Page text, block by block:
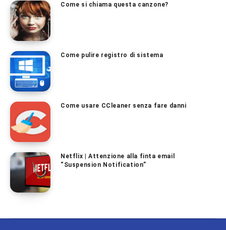
Come si chiama questa canzone?
Come pulire registro di sistema
Come usare CCleaner senza fare danni
Netflix | Attenzione alla finta email
“Suspension Notification”